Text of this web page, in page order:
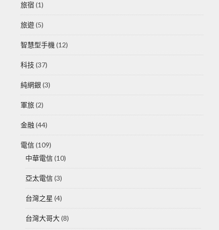
旅宿 (1)
旅遊(5)
智慧型手機 (12)
科技 (37)
純網銀 (3)
軍旅(2)
金融 (44)
電信(109)
中華電信(10)
亞太電信(3)
台灣之星 (4)
台灣大哥大(8)